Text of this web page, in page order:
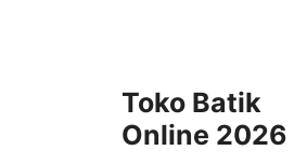
Toko Batik
Online 2026